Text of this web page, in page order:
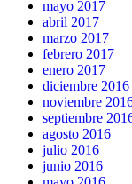
mayo 2017
abril 2017
marzo 2017
febrero 2017
enero 2017
diciembre 2016
noviembre
septiembre
agosto 2016
julio 2016
junio 2016